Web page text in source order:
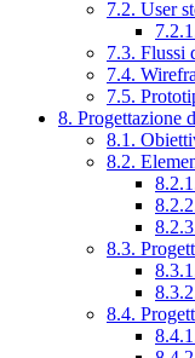
7.2. User
7.3. Flussi
7.4.
7.5.
8. Progettazione
8.1.
8.2.
8.3.
8.4.